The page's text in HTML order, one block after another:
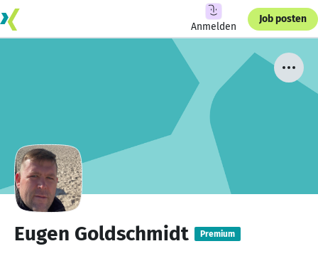
Anmelden
Job posten
Eugen Goldschmidt Premium